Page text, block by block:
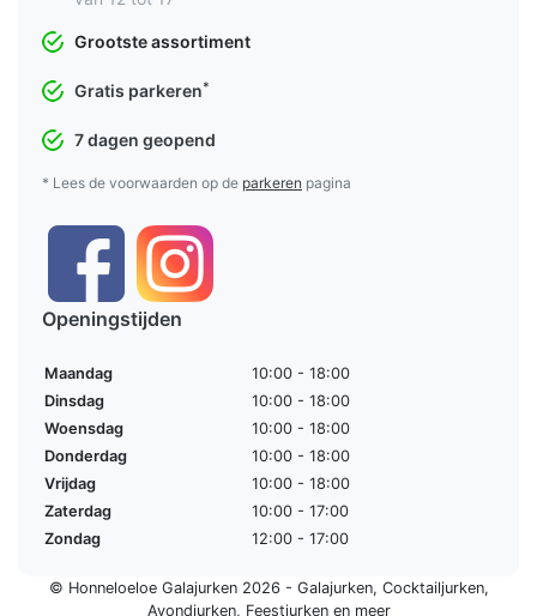
Grootste assortiment
Gratis parkeren*
7 dagen geopend
* Lees de voorwaarden op de parkeren pagina
Openingstijden
Maandag
10:00 - 18:00
Dinsdag
10:00 - 18:00
Woensdag
10:00 - 18:00
Donderdag
10:00 - 18:00
Vrijdag
10:00 - 18:00
Zaterdag
10:00 - 17:00
Zondag
12:00 - 17:00
© Honneloeloe Galajurken 2026 - Galajurken, Cocktailjurken,
Avondjurken, Feestjurkenen meer